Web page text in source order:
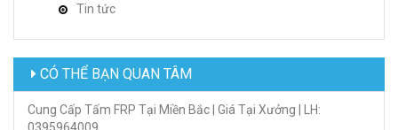
Tin tức
CÓ THỂ BẠN QUAN TÂM
Cung Cấp Tấm FRP Tại Miền Bắc | Giá Tại Xưởng | LH:
0395964009